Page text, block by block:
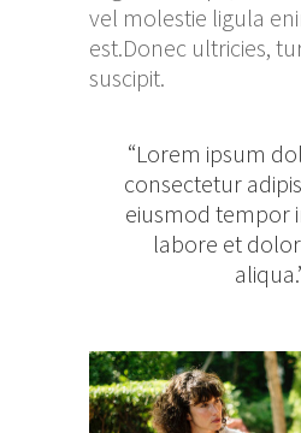
vel molestie ligula
est.Donec ultricies,
suscipit.
“Lorem ipsum
consectetur
eiusmod tempor
labore et